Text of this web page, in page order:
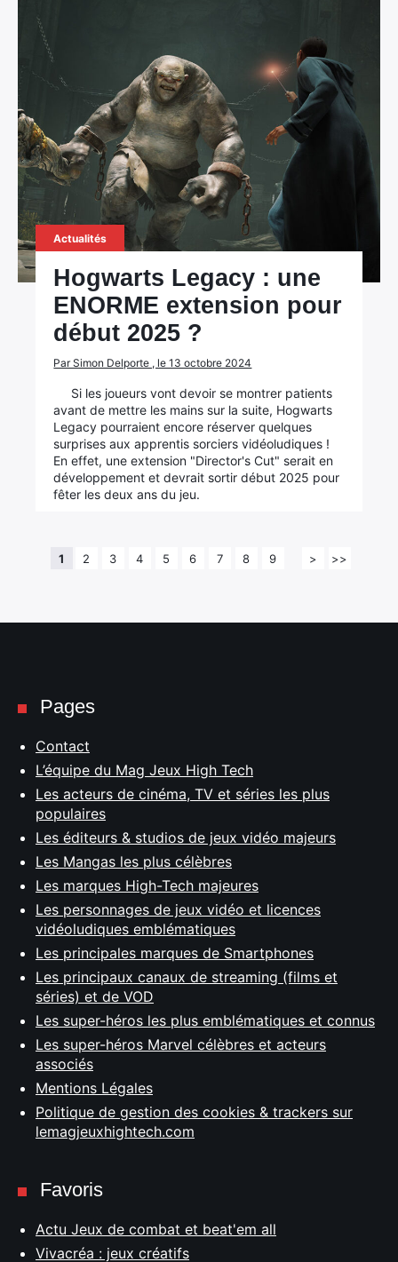
Actualités
Hogwarts Legacy : une
ENORME extension pour
début 2025 ?
Par Simon Delporte , le 13 octobre 2024
Si les joueurs vont devoir se montrer patients
avant de mettre les mains sur la suite, Hogwarts
Legacy pourraient encore réserver quelques
surprises aux apprentis sorciers vidéoludiques !
En effet, une extension "Director's Cut" serait en
développement et devrait sortir début 2025 pour
fêter les deux ans du jeu.
1 2 3 4 5 6 7 8 9 > >>
Pages
Contact
L’équipe du Mag Jeux High Tech
Les acteurs de cinéma, TV et séries les plus
populaires
Les éditeurs & studios de jeux vidéo majeurs
Les Mangas les plus célèbres
Les marques High-Tech majeures
Les personnages de jeux vidéo et licences
vidéoludiques emblématiques
Les principales marques de Smartphones
Les principaux canaux de streaming (films et
séries) et de VOD
Les super-héros les plus emblématiques et connus
Les super-héros Marvel célèbres et acteurs
associés
Mentions Légales
Politique de gestion des cookies & trackers sur
lemagjeuxhightech.com
Favoris
Actu Jeux de combat et beat'em all
Vivacréa : jeux créatifs